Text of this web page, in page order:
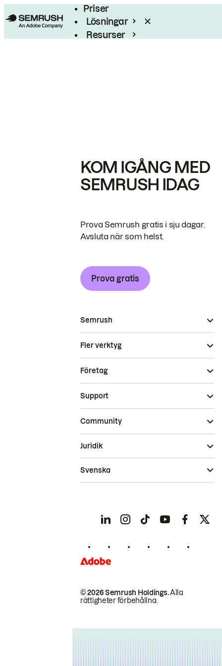
Priser
Lösningar
Resurser
KOM IGÅNG MED
SEMRUSH IDAG
Prova Semrush gratis i sju dagar.
Avsluta när som helst.
Prova gratis
Semrush
Fler verktyg
Företag
Support
Community
© 2026 Semrush Holdings.Alla
rättigheter förbehållna.
Juridik
Svenska